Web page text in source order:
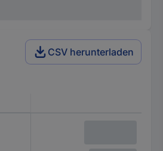
CSV herunterladen